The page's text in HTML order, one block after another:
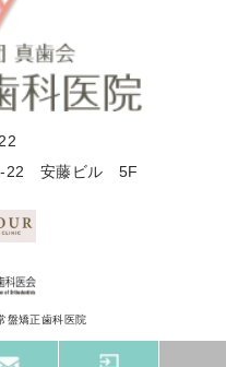
22 安藤ビル 5F
盤矯正歯科医院